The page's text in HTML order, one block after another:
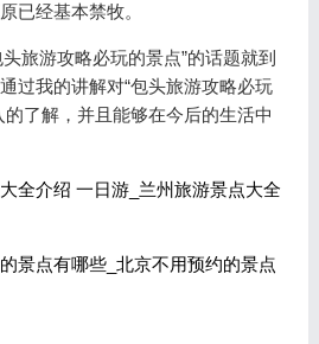
已经基本禁牧。
游攻略必玩的景点”的话题就到
过我的讲解对“包头旅游攻略必玩
的了解，并且能够在今后的生活中
全介绍 一日游_兰州旅游景点大全
景点有哪些_北京不用预约的景点